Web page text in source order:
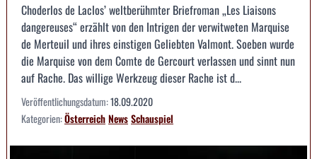
Choderlos de Laclos’ weltberühmter Briefroman „Les Liaisons
dangereuses“ erzählt von den Intrigen der verwitweten Marquise
de Merteuil und ihres einstigen Geliebten Valmont. Soeben wurde
die Marquise von dem Comte de Gercourt verlassen und sinnt nun
auf Rache. Das willige Werkzeug dieser Rache ist d...
Veröffentlichungsdatum:18.09.2020
Kategorien:ÖsterreichNewsSchauspiel